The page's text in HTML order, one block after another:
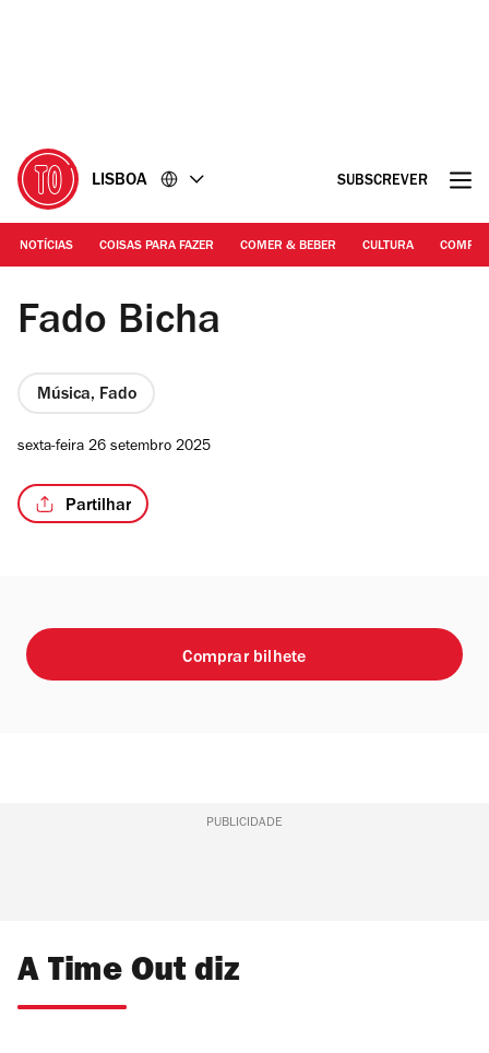
LISBOA SUBSCREVER
NOTÍCIAS COISAS PARA FAZER COMER & BEBER CULTURA
DR | Fado Bicha
Fado Bicha
Música, Fado
sexta-feira 26 setembro 2025
Partilhar
Comprar bilhete
PUBLICIDADE
A Time Out diz